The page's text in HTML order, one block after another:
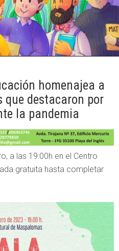
homenajea a
que destacaron por
la pandemia
a las 19:00h en el Centro
gratuita hasta completar